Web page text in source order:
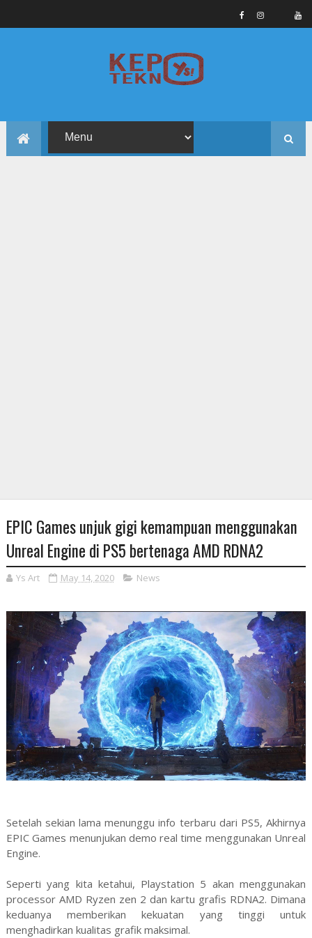
EPIC Games unjuk gigi kemampuan menggunakan
Unreal Engine di PS5 bertenaga AMD RDNA2
Ys Art May 14, 2020 News
Setelah sekian lama menunggu info terbaru dari PS5, Akhirnya
EPIC Games menunjukan demo real time menggunakan Unreal
Engine.
Seperti yang kita ketahui, Playstation 5 akan menggunakan
processor AMD Ryzen zen 2 dan kartu grafis RDNA2. Dimana
keduanya memberikan kekuatan yang tinggi untuk
menghadirkan kualitas grafik maksimal.